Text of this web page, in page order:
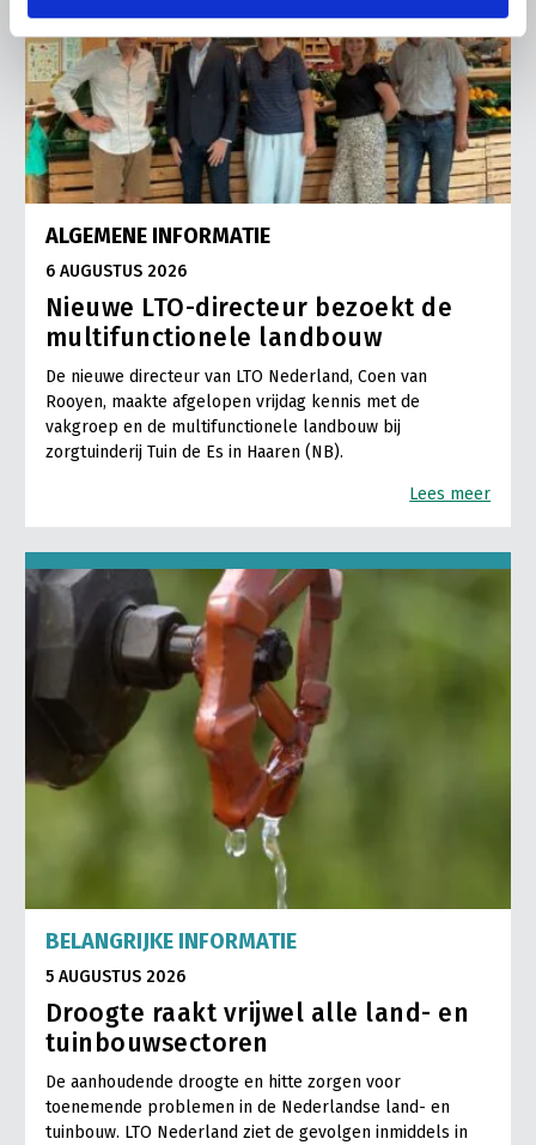
ALGEMENE INFORMATIE
6 AUGUSTUS 2026
Nieuwe LTO-directeur bezoekt de
multifunctionele landbouw
De nieuwe directeur van LTO Nederland, Coen van
Rooyen, maakte afgelopen vrijdag kennis met de
vakgroep en de multifunctionele landbouw bij
zorgtuinderij Tuin de Es in Haaren (NB).
Lees meer
BELANGRIJKE INFORMATIE
5 AUGUSTUS 2026
Droogte raakt vrijwel alle land- en
tuinbouwsectoren
De aanhoudende droogte en hitte zorgen voor
toenemende problemen in de Nederlandse land- en
tuinbouw. LTO Nederland ziet de gevolgen inmiddels in